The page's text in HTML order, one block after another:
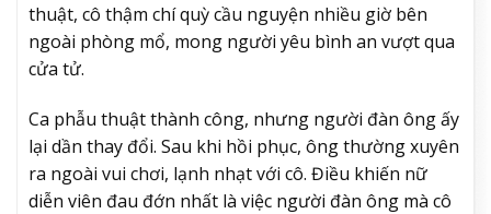
thuật, cô thậm chí quỳ cầu nguyện nhiều giờ bên
ngoài phòng mổ, mong người yêu bình an vượt qua
cửa tử.
Ca phẫu thuật thành công, nhưng người đàn ông ấy
lại dần thay đổi. Sau khi hồi phục, ông thường xuyên
ra ngoài vui chơi, lạnh nhạt với cô. Điều khiến nữ
diễn viên đau đớn nhất là việc người đàn ông mà cô